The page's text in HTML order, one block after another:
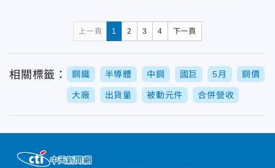
上一頁 1 2 3 4 下一頁
相關標籤： 鋼鐵 半導體 中鋼 國巨 5月 鋼價
大廠 出貨量 被動元件 合併營收